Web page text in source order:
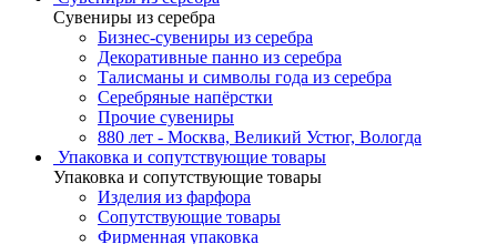
Сувениры из серебра
Бизнес-сувениры из серебра
Декоративные панно из серебра
Талисманы и символы года из серебра
Серебряные напёрстки
Прочие сувениры
880 лет - Москва, Великий Устюг, Вологда
Упаковка и сопутствующие товары
Упаковка и сопутствующие товары
Изделия из фарфора
Сопутствующие товары
Фирменная упаковка